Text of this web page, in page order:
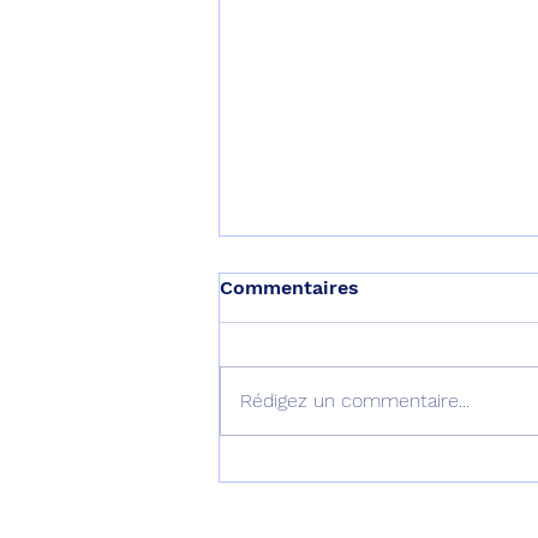
Commentaires
Rédigez un commentaire...